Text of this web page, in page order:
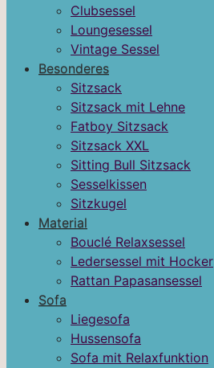
Clubsessel
Loungesessel
Vintage Sessel
Besonderes
Sitzsack
Sitzsack mit Lehne
Fatboy Sitzsack
Sitzsack XXL
Sitting Bull Sitzsack
Sesselkissen
Sitzkugel
Material
Bouclé Relaxsessel
Ledersessel mit Hocker
Rattan Papasansessel
Sofa
Liegesofa
Hussensofa
Sofa mit Relaxfunktion